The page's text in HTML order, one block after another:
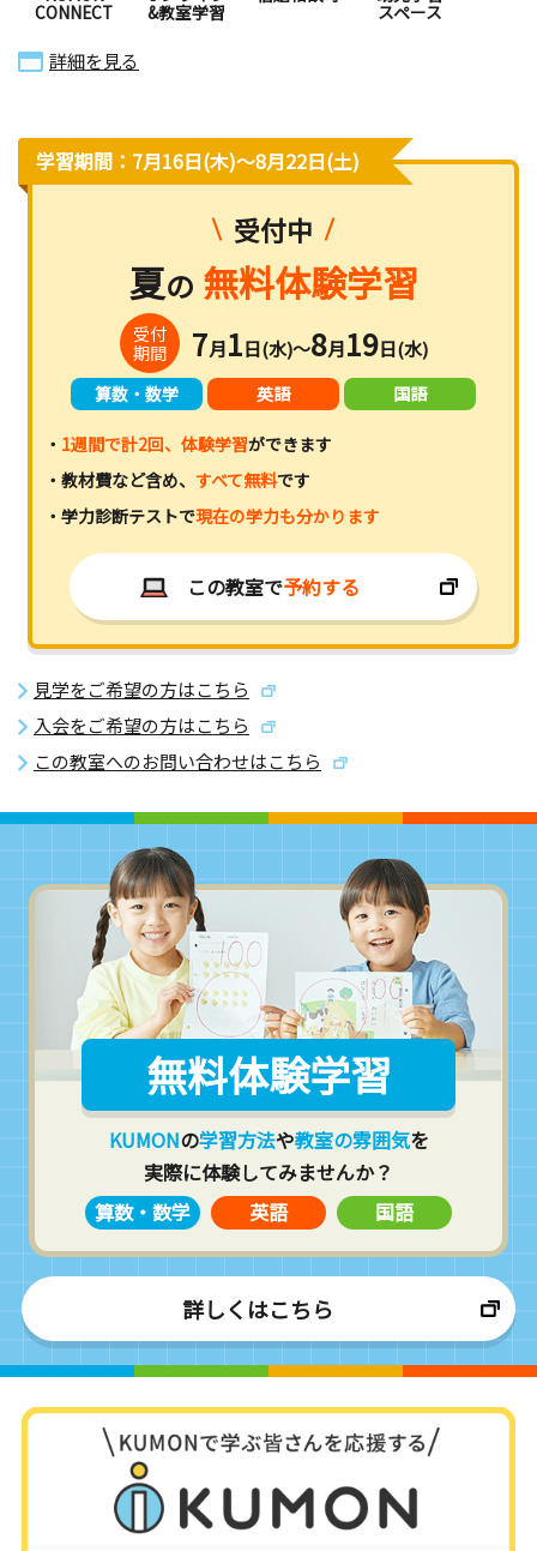
CONNECT &教室学習 スペース
詳細を見る
学習期間：7月16日(木)〜8月22日(土)
受付中
夏の 無料体験学習
受付
期間
7月1日(水)～8月19日(水)
算数・数学 英語 国語
・ 1週間で計2回、体験学習ができます
・教材費など含め、 すべて無料です
・学力診断テストで現在の学力も分かります
この教室で予約する
見学をご希望の方はこちら
入会をご希望の方はこちら
この教室へのお問い合わせはこちら
無料体験学習
KUMONの学習方法や教室の雰囲気を
実際に体験してみませんか？
算数・数学
英語 国語
詳しくはこちら